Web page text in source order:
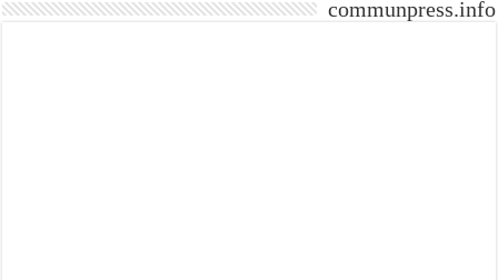
communpress.info